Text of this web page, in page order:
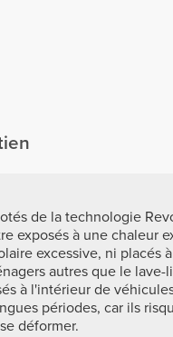
de la technologie
exposés à une chaleur
excessive, ni placés
autres que le lave-
à l'intérieur de
périodes, car ils
déformer.